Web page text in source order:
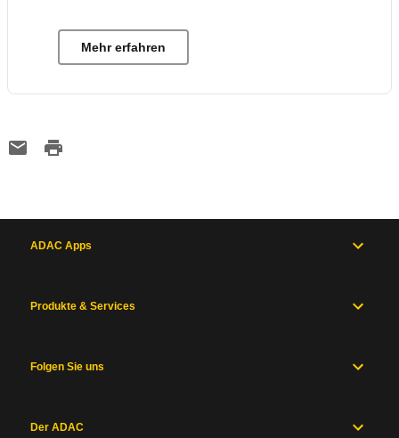
Mehr erfahren
ADAC Apps
Produkte & Services
Folgen Sie uns
Der ADAC